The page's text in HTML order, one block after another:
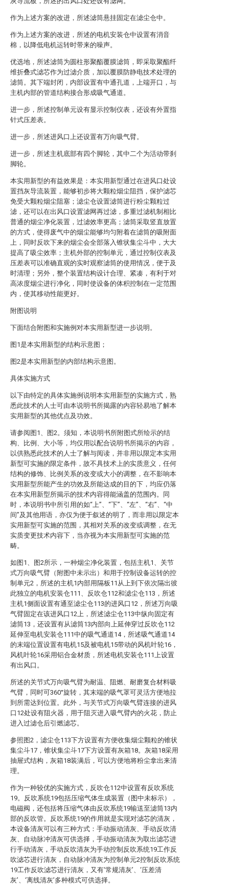
作为上述方案的改进，所述滤筒悬挂固定在滤尘仓中。
作为上述方案的改进，所述的电机安装仓中设置有消音
棉，以降低电机运转时带来的噪声。
优选地，所述滤筒为圆柱形聚酯覆膜滤筒，即采取聚酯纤
维折叠式滤芯作为过滤介质，加以覆膜防静电技术处理的
滤筒。其下端封闭，内部设置有中通孔道，上端开口，与
主机内部的管道结构接合形成吸气通道。
进一步，所述控制单元设有显示控制仪表，还设有外置指
针式压差表。
进一步，所述进风口上还设置有万向吸气臂。
进一步，所述主机底部有四个脚轮，其中二个为活动带刹
脚轮。
本实用新型的有益效果是：本实用新型通过在进风口处设
置挡灰导流装置，能够初步将大颗粒烟尘阻挡，保护滤芯
免受大颗粒烟尘阻塞；滤尘仓设置滤筒进行粉尘颗粒过
滤，还可以在出风口设置滤网再过滤，多重过滤机制相比
普通的烟尘净化装置，过滤效率更高；滤筒采取竖直放置
的方式，使得废气中的烟尘能够均匀附着在滤筒的吸附面
上，同时反吹下来的烟尘会全部落入锥状集尘斗中，大大
提高了吸尘效率；主机外部的控制单元，通过控制仪表及
压差表可以准确直观的实时观察滤筒的使用情况，便于及
时清理；另外，整个装置结构设计合理、紧凑，有利于对
高浓度烟尘进行净化，同时使设备的体积控制在一定范围
内，使其移动性能更好。
附图说明
下面结合附图和实施例对本实用新型进一步说明。
图1是本实用新型的结构示意图；
图2是本实用新型的内部结构示意图。
具体实施方式
以下由特定的具体实施例说明本实用新型的实施方式，熟
悉此技术的人士可由本说明书所揭露的内容轻易地了解本
实用新型的其他优点及功效。
请参阅图1、图2。须知，本说明书所附图式所绘示的结
构、比例、大小等，均仅用以配合说明书所揭示的内容，
以供熟悉此技术的人士了解与阅读，并非用以限定本实用
新型可实施的限定条件，故不具技术上的实质意义，任何
结构的修饰、比例关系的改变或大小的调整，在不影响本
实用新型所能产生的功效及所能达成的目的下，均应仍落
在本实用新型所揭示的技术内容得能涵盖的范围内。同
时，本说明书中所引用的如“上”、“下”、“左”、“右”、“中
间”及其他用语，亦仅为便于叙述的明了，而非用以限定本
实用新型可实施的范围，其相对关系的改变或调整，在无
实质变更技术内容下，当亦视为本实用新型可实施的范
畴。
如图1、图2所示，一种烟尘净化装置，包括主机1、关节
式万向吸气臂（附图中未示出）和用于控制设备运转的控
制单元2，所述的主机1内部用隔板11从上到下依次隔出彼
此独立的电机安装仓111、反吹仓112和滤尘仓113，所述
主机1侧面设置有通至滤尘仓113的进风口12，所述万向吸
气臂固定在该进风口12上，所述滤尘仓113中纵向固定有
滤筒13，还设置有从滤筒13内部向上延伸穿过反吹仓112
延伸至电机安装仓111中的吸气通道14，所述吸气通道14
的末端位置设置有电机15及被电机15带动的风机叶轮16，
风机叶轮16采用铝合金材质，所述电机安装仓111上设置
有出风口。
所述的关节式万向吸气臂为耐温、阻燃、耐磨复合材料吸
气臂，同时可360°旋转，其末端的吸气罩可灵活方便地拉
到所需达到位置。此外，与关节式万向吸气臂连接的进风
口12处设有阻火器，用于阻灭进入吸气臂内的火花，防止
进入过滤仓后引燃滤芯。
参照图2，滤尘仓113下方设置有方便收集烟尘颗粒的锥状
集尘斗17，锥状集尘斗17下方设置有灰箱18。灰箱18采用
抽屉式结构，灰箱18装满后，可以方便地将粉尘拿出来清
理。
作为一种较优的实施方式，反吹仓112中设置有反吹系统
19。反吹系统19包括压缩气体生成装置（图中未标示），
电磁阀，还包括将压缩气体由反吹系统19输送至滤筒13内
部的反吹管。反吹系统19的作用就是实现对滤芯的清灰，
本设备清灰可以有三种方式：手动振动清灰、手动反吹清
灰、自动脉冲清灰可供选择，手动振动清灰为取出滤芯进
行手动清灰，手动反吹清灰为手动控制反吹系统19工作反
吹滤芯进行清灰，自动脉冲清灰为控制单元2控制反吹系统
19工作反吹滤芯进行清灰，又有‘常规清灰’、‘压差清
灰’、‘离线清灰’多种模式可供选择。